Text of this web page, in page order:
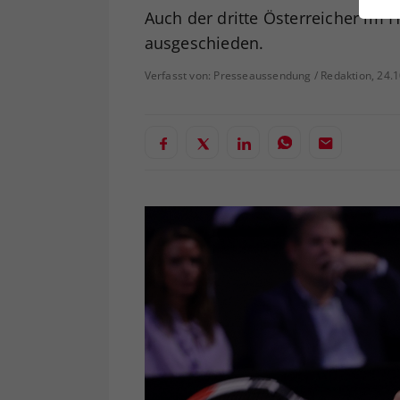
Auch der dritte Österreicher im
ausgeschieden.
Verfasst von: Presseaussendung / Redaktion,